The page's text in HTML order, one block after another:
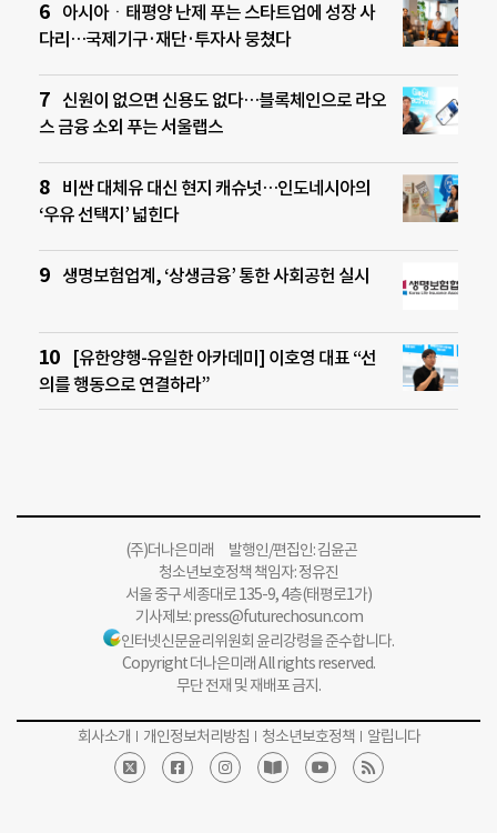
아시아ㆍ태평양 난제 푸는 스타트업에 성장 사
다리…국제기구·재단·투자사 뭉쳤다
신원이 없으면 신용도 없다…블록체인으로 라오
스 금융 소외 푸는 서울랩스
비싼 대체유 대신 현지 캐슈넛…인도네시아의
‘우유 선택지’ 넓힌다
생명보험업계, ‘상생금융’ 통한 사회공헌 실시
[유한양행-유일한 아카데미] 이호영 대표 “선
의를 행동으로 연결하라”
(주)더나은미래 발행인/편집인: 김윤곤
청소년보호정책 책임자: 정유진
서울 중구 세종대로 135-9, 4층(태평로1가)
기사제보:press@futurechosun.com
인터넷신문윤리위원회 윤리강령을 준수합니다.
Copyright 더나은미래 All rights reserved.
무단 전재 및 재배포 금지.
회사소개 개인정보처리방침 청소년보호정책 알립니다